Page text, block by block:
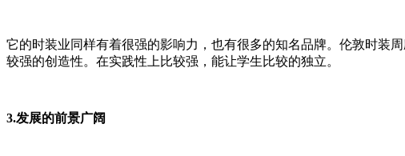
它的时装业同样有着很强的影响力，也有很多的知名品牌。伦敦时装
较强的创造性。在实践性上比较强，能让学生比较的独立。
3.发展的前景广阔